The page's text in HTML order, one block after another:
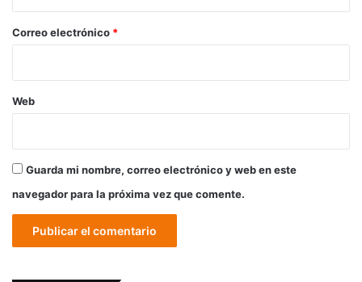
*
Correo electrónico *
Web
Guarda mi nombre, correo electrónico y web en este
navegador para la próxima vez que comente.